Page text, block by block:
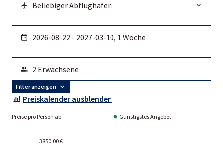
Filter anzeigen
Preiskalender ausblenden
Preise pro Person ab Günstigstes Angebot
3850.00 €